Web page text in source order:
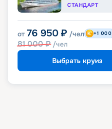
СТАНДАРТ
от 76 950 ₽ /чел
81 000₽ /чел
+1 000
Выбрать круиз